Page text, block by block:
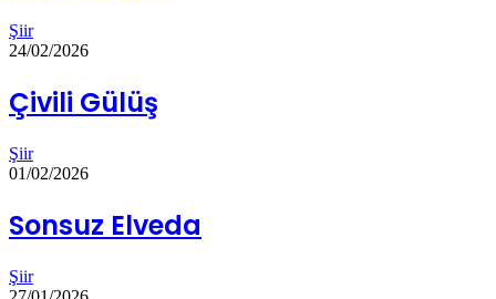
Şiir
24/02/2026
Çivili Gülüş
Şiir
01/02/2026
Sonsuz Elveda
Şiir